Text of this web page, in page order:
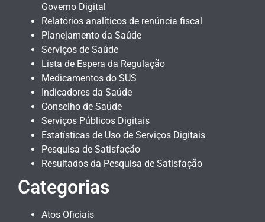
Governo Digital
Relatórios analíticos de renúncia fiscal
Planejamento da Saúde
Serviços de Saúde
Lista de Espera da Regulação
Medicamentos do SUS
Indicadores da Saúde
Conselho de Saúde
Serviços Públicos Digitais
Estatísticas de Uso de Serviços Digitais
Pesquisa de Satisfação
Resultados da Pesquisa de Satisfação
Categorias
Atos Oficiais